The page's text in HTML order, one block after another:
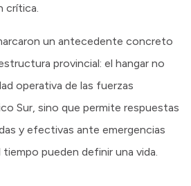
crítica.
un antecedente concreto
provincial: el hangar no
operativa de las fuerzas
Sur, sino que permite respuestas
y efectivas ante emergencias
pueden definir una vida.